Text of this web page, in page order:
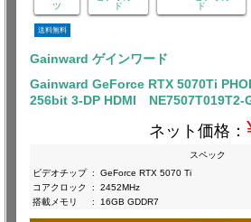
ツ
ド
ド
送料無料
Gainward ゲインワード
Gainward GeForce RTX 5070Ti
256bit 3-DP HDMI NE7507T019T2-
ネット価格：
スペック
ビデオチップ :
GeForce RTX 5070 Ti
コアクロック
:
2452MHz
搭載メモリ
: 16GB GDDR7